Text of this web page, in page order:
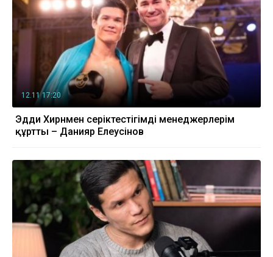
12.11 17:20
Эдди Хирнмен серіктестігімді менеджерлерім
құртты – Данияр Елеусінов